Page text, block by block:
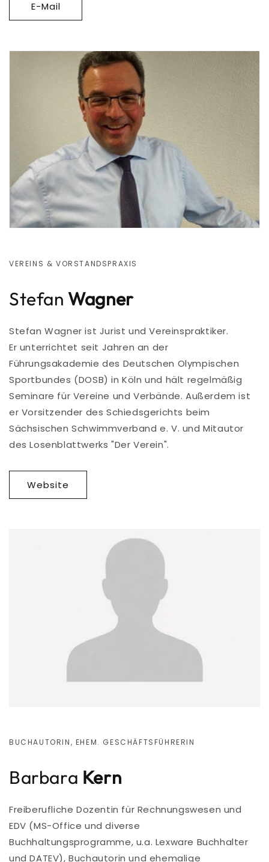
E-Mail
VEREINS & VORSTANDSPRAXIS
StefanWagner
Stefan Wagner ist Jurist und Vereinspraktiker.
Er unterrichtet seit Jahren an der
Führungsakademie des Deutschen Olympischen
Sportbundes (DOSB) in Köln und hält regelmäßig
Seminare für Vereine und Verbände. Außerdem ist
er Vorsitzender des Schiedsgerichts beim
Sächsischen Schwimmverband e. V. und Mitautor
des Losenblattwerks "Der Verein".
Website
BUCHAUTORIN, EHEM. GESCHÄFTSFÜHRERIN
Barbara Kern
Freiberufliche Dozentin für Rechnungswesen und
EDV (MS-Office und diverse
Buchhaltungsprogramme, u.a. Lexware Buchhalter
und DATEV), Buchautorin und ehemalige